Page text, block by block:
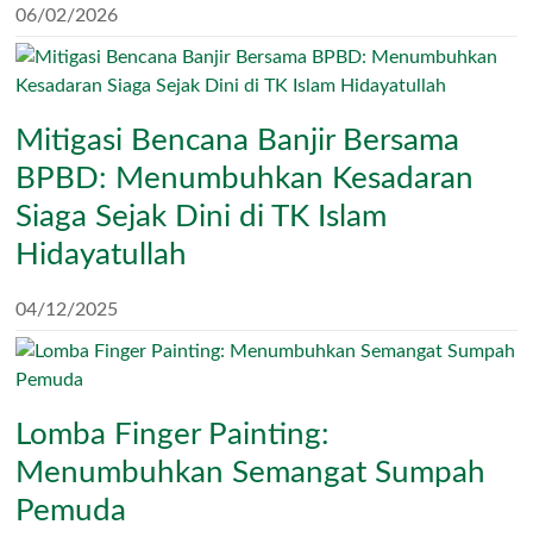
06/02/2026
Mitigasi Bencana Banjir Bersama
BPBD: Menumbuhkan Kesadaran
Siaga Sejak Dini di TK Islam
Hidayatullah
04/12/2025
Lomba Finger Painting:
Menumbuhkan Semangat Sumpah
Pemuda